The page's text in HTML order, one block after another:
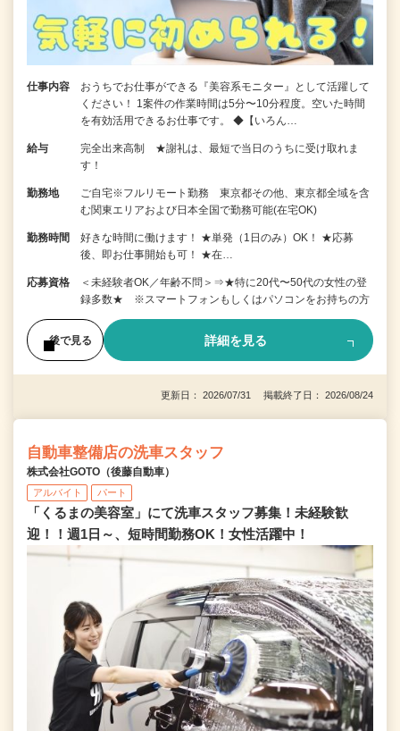
仕事内容
おうちでお仕事ができる『美容系モニター』として活躍して
ください！ 1案件の作業時間は5分〜10分程度。空いた時間
を有効活用できるお仕事です。 ◆【いろん…
給与
完全出来高制 ★謝礼は、最短で当日のうちに受け取れま
す！
勤務地
ご自宅※フルリモート勤務 東京都その他、東京都全域を含
む関東エリアおよび日本全国で勤務可能(在宅OK)
勤務時間
好きな時間に働けます！ ★単発（1日のみ）OK！ ★応募
後、即お仕事開始も可！ ★在…
応募資格
＜未経験者OK／年齢不問＞⇒★特に20代〜50代の女性の登
録多数★ ※スマートフォンもしくはパソコンをお持ちの方
後で見る 詳細を見る
更新日： 2026/07/31 掲載終了日： 2026/08/24
自動車整備店の洗車スタッフ
株式会社GOTO（後藤自動車）
アルバイト パート
「くるまの美容室」にて洗車スタッフ募集！未経験歓
迎！！週1日～、短時間勤務OK！女性活躍中！